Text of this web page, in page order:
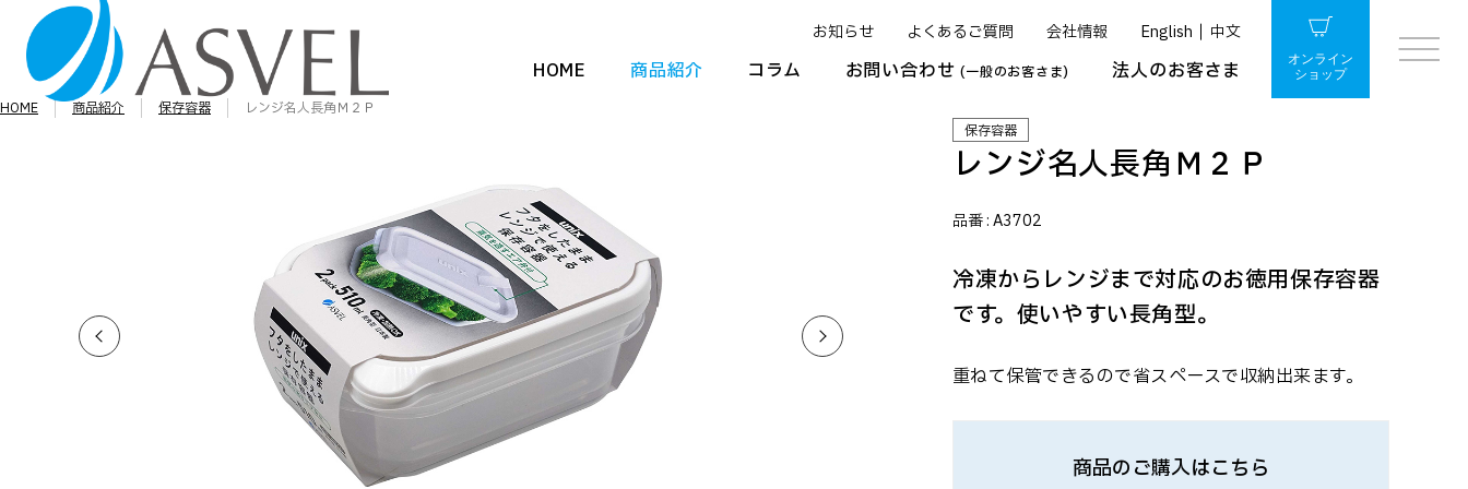
お知らせ よくあるご質問 会社情報 English 中文
HOME 商品紹介 コラム お問い合わせ(一般のお客さま) 法人のお客さま
オンライン
ショップ
HOME 商品紹介 保存容器
レンジ名人長角Ｍ２Ｐ
保存容器
レンジ名人長角Ｍ２Ｐ
品番 :A3702
冷凍からレンジまで対応のお徳用保存容器
です。使いやすい長角型。
重ねて保管できるので省スペースで収納出来ます。
商品のご購入はこちら